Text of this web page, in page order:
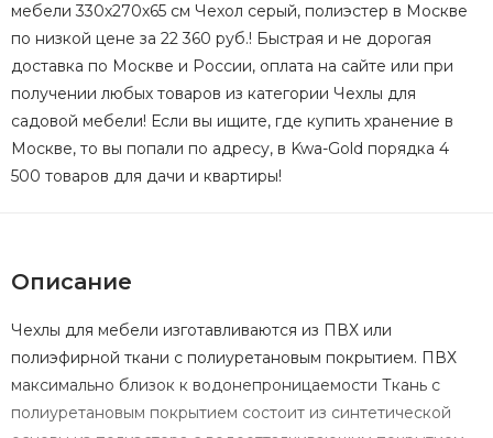
мебели 330х270х65 см Чехол серый, полиэстер в Москве
по низкой цене за 22 360 руб.! Быстрая и не дорогая
доставка по Москве и России, оплата на сайте или при
получении любых товаров из категории Чехлы для
садовой мебели! Если вы ищите, где купить хранение в
Москве, то вы попали по адресу, в Kwa-Gold порядка 4
500 товаров для дачи и квартиры!
Описание
Чехлы для мебели изготавливаются из ПВХ или
полиэфирной ткани с полиуретановым покрытием. ПВХ
максимально близок к водонепроницаемости Ткань с
полиуретановым покрытием состоит из синтетической